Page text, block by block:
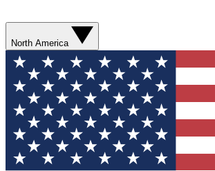
North America